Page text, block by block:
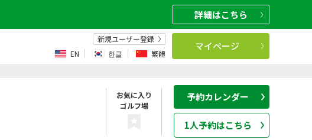
詳細はこちら
新規ユーザー登録
EN
한글 繁體
マイページ
お気に入り
ゴルフ場
予約カレンダー
1人予約はこちら